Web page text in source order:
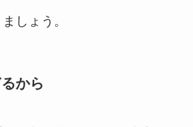
しょう。
から